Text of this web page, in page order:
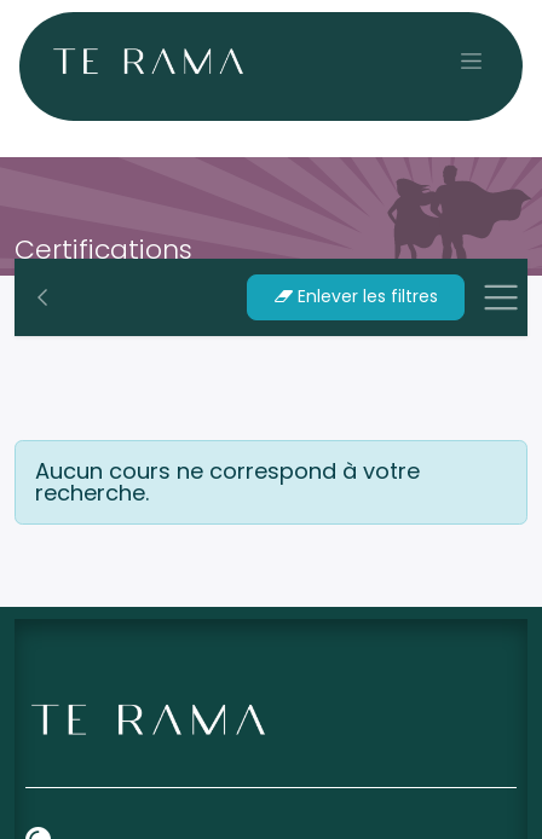
Se rendre au contenu
Certifications
Enlever les filtres
Aucun cours ne correspond à votre
recherche.